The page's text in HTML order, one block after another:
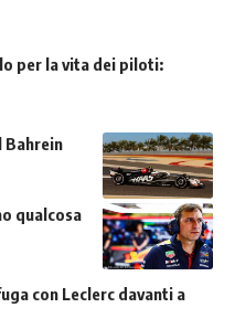
per la vita dei piloti:
Bahrein
qualcosa
con Leclerc davanti a